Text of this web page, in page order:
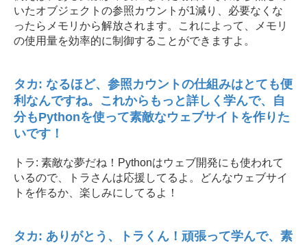
いたオブジェクトの参照カウントが1減り、必要なくな
ったらメモリから解放されます。これによって、メモリ
の使用量を効率的に制御することができますよ。
タカ: なるほど、参照カウントの仕組みはとても便
利なんですね。これからもっと詳しく学んで、自
分もPythonを使って素敵なウェブサイトを作りた
いです！
トラ: 素敵な夢だね！Pythonはウェブ開発にも使われて
いるので、トラさんは応援してるよ。どんなウェブサイ
トを作るか、楽しみにしてるよ！
タカ: ありがとう、トラくん！頑張って学んで、素